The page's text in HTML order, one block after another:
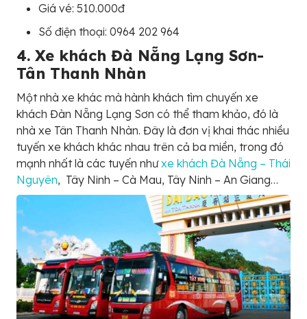
Giá vé: 510.000đ
Số điện thoại: 0964 202 964
4. Xe khách Đà Nẵng Lạng Sơn-
Tân Thanh Nhàn
Một nhà xe khác mà hành khách tìm chuyến xe
khách Đàn Nẵng Lạng Sơn có thể tham khảo, đó là
nhà xe Tân Thanh Nhàn. Đây là đơn vị khai thác nhiều
tuyến xe khách khác nhau trên cả ba miền, trong đó
mạnh nhất là các tuyến nhưxe khách Đà Nẵng – Thái
Nguyên, Tây Ninh – Cà Mau, Tây Ninh – An Giang…